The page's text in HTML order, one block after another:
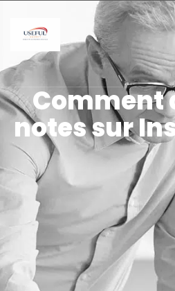
Comment
notes sur